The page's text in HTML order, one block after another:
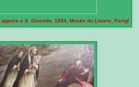
appare a S. Giacinto, 1594, Musée du Louvre, Parigi